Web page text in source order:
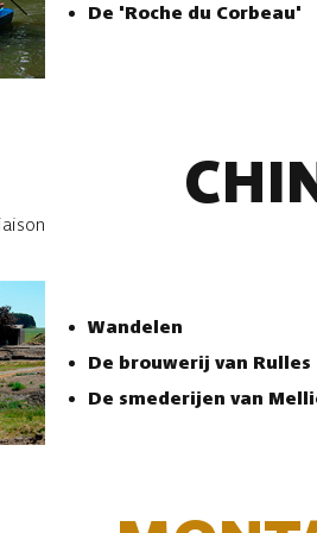
De 'Roche du Corbeau'
Wandelen
De brouwerij van Rulles
De smederijen van